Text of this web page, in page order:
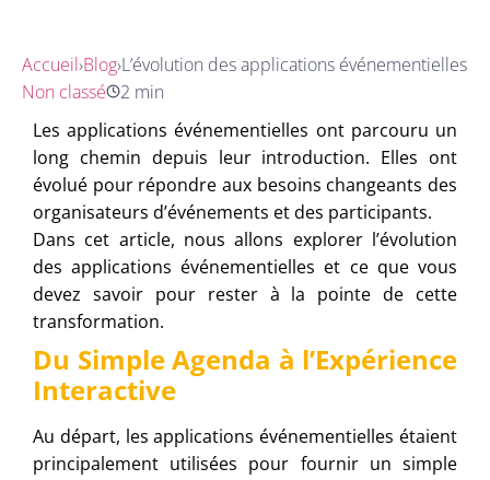
Accueil›Blog›L’évolution des applications événementielles
Non classé
2 min
Les applications événementielles ont parcouru un
long chemin depuis leur introduction. Elles ont
évolué pour répondre aux besoins changeants des
organisateurs d’événements et des participants.
Dans cet article, nous allons explorer l’évolution
des applications événementielles et ce que vous
devez savoir pour rester à la pointe de cette
transformation.
Du Simple Agenda à l’Expérience
Interactive
Au départ, les applications événementielles étaient
principalement utilisées pour fournir un simple